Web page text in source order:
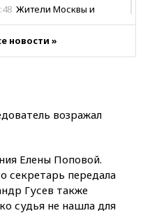
Жители Москвы и
ТПП предлагает
При стрельбе в школе в
погибли пять
новости »
возражал
Елены Поповой.
секретарь передала
Гусев также
судья не нашла для